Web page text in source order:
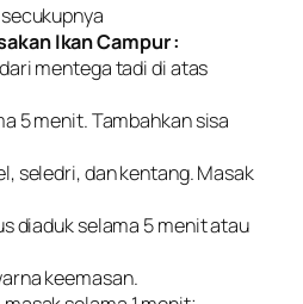
Ikan Campur :
mentega tadi di atas
5 menit. Tambahkan sisa
seledri, dan kentang. Masak
diaduk selama 5 menit atau
keemasan.